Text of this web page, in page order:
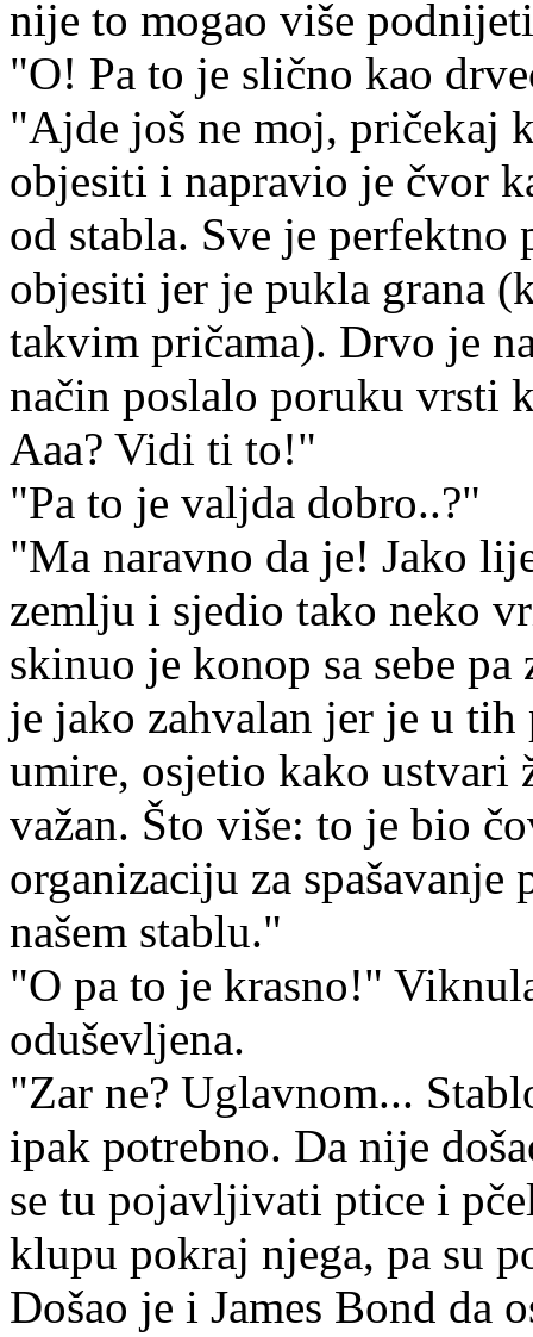
nije to mogao više
"O! Pa to je slično kao
"Ajde još ne moj, pričekaj
objesiti i napravio je čvor
od stabla. Sve je
objesiti jer je pukla grana
takvim pričama). Drvo je
način poslalo poruku vrsti
Aaa? Vidi ti to!"
"Pa to je valjda dobro..?"
"Ma naravno da je! Jako
zemlju i sjedio tako neko
skinuo je konop sa sebe
je jako zahvalan jer je u
umire, osjetio kako
važan. Što više: to je bio
organizaciju za spašavanje
našem stablu."
"O pa to je krasno!"
oduševljena.
"Zar ne? Uglavnom...
ipak potrebno. Da nije
se tu pojavljivati ptice i
klupu pokraj njega, pa su
Došao je i James Bond da